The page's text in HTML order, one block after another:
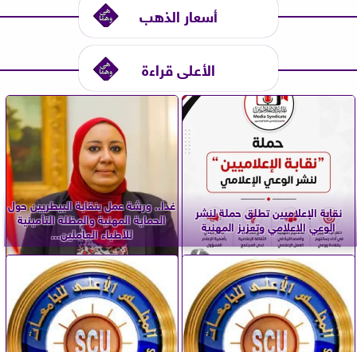
أسعار الذهب
الأعلى قراءة
نقابة الإعلاميين تطلق حملة لنشر
الوعي الإعلامي وتعزيز المهنية
غدا.. ورشة عمل بنقابة البيطريين حول
الحماية المهنية والمظلة التأمينية
للأطباء العاملين...